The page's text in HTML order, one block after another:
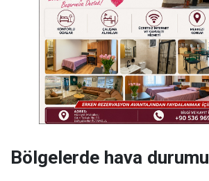
Bölgelerde hava durumu